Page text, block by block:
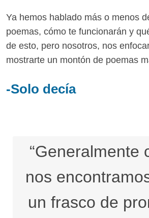
Ya hemos hablado más o menos
poemas, cómo te funcionarán y
de esto, pero nosotros, nos
mostrarte un montón de poemas
-Solo decía
“Generalmente
nos
un frasco de